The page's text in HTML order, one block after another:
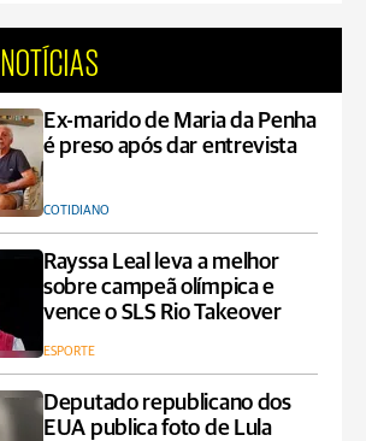
Ex-marido de Maria da Penha
é preso após dar entrevista
COTIDIANO
Rayssa Leal leva a melhor
sobre campeã olímpica e
vence o SLS Rio Takeover
ESPORTE
Deputado republicano dos
EUA publica foto de Lula